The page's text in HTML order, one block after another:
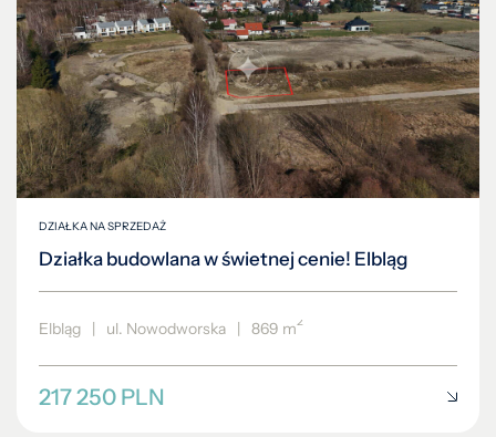
DZIAŁKA NA SPRZEDAŻ
Działka budowlana w świetnej cenie! Elbląg
Elbląg | ul. Nowodworska | 869 m2
217 250 PLN